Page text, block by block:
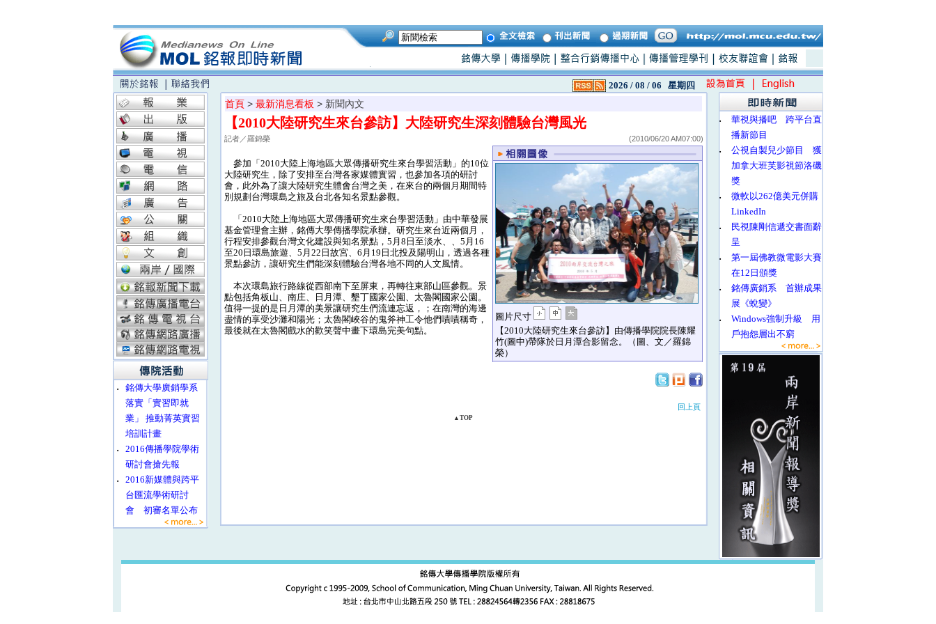
2026 / 08 / 06 星期四
‧
銘傳大學廣銷學系
落實「實習即就
業」 推動菁英實習
培訓計畫
‧
2016傳播學院學術
研討會搶先報
‧
2016新媒體與跨平
台匯流學術研討
會 初審名單公布
首頁 > 最新消息看板 > 新聞內文
【2010大陸研究生來台參訪】大陸研究生深刻體驗台灣風光
記者／羅錦榮 (2010/06/20 AM07:00)
圖片尺寸
【2010大陸研究生來台參訪】由傳播學院院長陳耀
竹(圖中)帶隊於日月潭合影留念。（圖、文／羅錦
榮）
參加「2010大陸上海地區大眾傳播研究生來台學習活動」的10位
大陸研究生，除了安排至台灣各家媒體實習，也參加各項的研討
會，此外為了讓大陸研究生體會台灣之美，在來台的兩個月期間特
別規劃台灣環島之旅及台北各知名景點參觀。
「2010大陸上海地區大眾傳播研究生來台學習活動」由中華發展
基金管理會主辦，銘傳大學傳播學院承辦。研究生來台近兩個月，
行程安排參觀台灣文化建設與知名景點，5月8日至淡水、、5月16
至20日環島旅遊、5月22日故宮、6月19日北投及陽明山，透過各種
景點參訪，讓研究生們能深刻體驗台灣各地不同的人文風情。
本次環島旅行路線從西部南下至屏東，再轉往東部山區參觀。景
點包括角板山、南庄、日月潭、墾丁國家公園、太魯閣國家公園。
值得一提的是日月潭的美景讓研究生們流連忘返，；在南灣的海邊
盡情的享受沙灘和陽光；太魯閣峽谷的鬼斧神工令他們嘖嘖稱奇，
最後就在太魯閣戲水的歡笑聲中畫下環島完美句點。
回上頁
▲TOP
‧
華視與播吧 跨平台直
播新節目
‧
公視自製兒少節目 獲
加拿大班芙影視節洛磯
獎
‧
微軟以262億美元併購
LinkedIn
‧
民視陳剛信遞交書面辭
呈
‧
第一屆佛教微電影大賽
在12日頒獎
‧
銘傳廣銷系 首辦成果
展《蛻變》
‧
Windows強制升級 用
戶抱怨層出不窮